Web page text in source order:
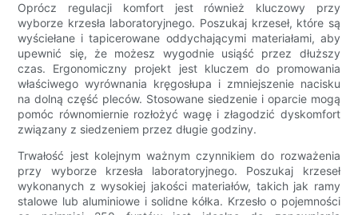
Oprócz regulacji komfort jest również kluczowy przy
wyborze krzesła laboratoryjnego. Poszukaj krzeseł, które są
wyściełane i tapicerowane oddychającymi materiałami, aby
upewnić się, że możesz wygodnie usiąść przez dłuższy
czas. Ergonomiczny projekt jest kluczem do promowania
właściwego wyrównania kręgosłupa i zmniejszenie nacisku
na dolną część pleców. Stosowane siedzenie i oparcie mogą
pomóc równomiernie rozłożyć wagę i złagodzić dyskomfort
związany z siedzeniem przez długie godziny.
Trwałość jest kolejnym ważnym czynnikiem do rozważenia
przy wyborze krzesła laboratoryjnego. Poszukaj krzeseł
wykonanych z wysokiej jakości materiałów, takich jak ramy
stalowe lub aluminiowe i solidne kółka. Krzesło o pojemności